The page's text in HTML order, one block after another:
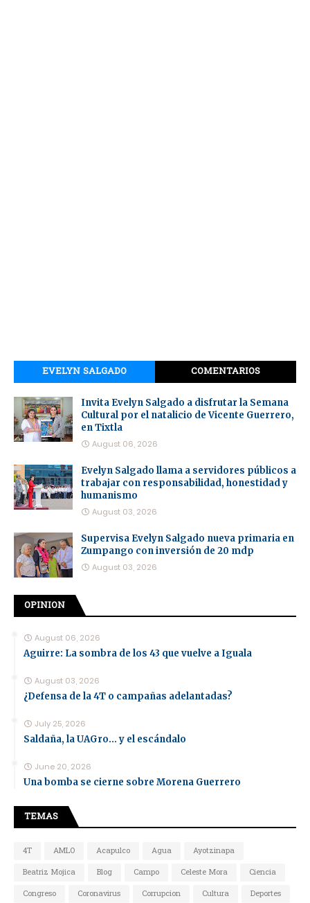
EVELYN SALGADO COMENTARIOS
Invita Evelyn Salgado a disfrutar la Semana
Cultural por el natalicio de Vicente Guerrero,
en Tixtla
August 06, 2026
Evelyn Salgado llama a servidores públicos a
trabajar con responsabilidad, honestidad y
humanismo
August 03, 2026
Supervisa Evelyn Salgado nueva primaria en
Zumpango con inversión de 20 mdp
August 03, 2026
OPINION
August 06, 2026
Aguirre: La sombra de los 43 que vuelve a Iguala
August 03, 2026
¿Defensa de la 4T o campañas adelantadas?
July 25, 2026
Saldaña, la UAGro... y el escándalo
June 20, 2026
Una bomba se cierne sobre Morena Guerrero
TEMAS
4T AMLO Acapulco Agua
Ayotzinapa
Beatriz Mojica
Blog Campo Celeste Mora
Ciencia
Congreso
Coronavirus Corrupcion Cultura
Deportes